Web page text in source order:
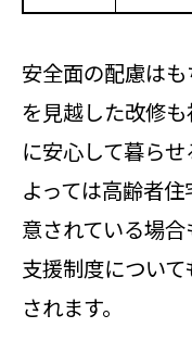
安全面の配慮は
を見越した改修
に安心して暮ら
よっては高齢者
意されている場
支援制度につい
されます。